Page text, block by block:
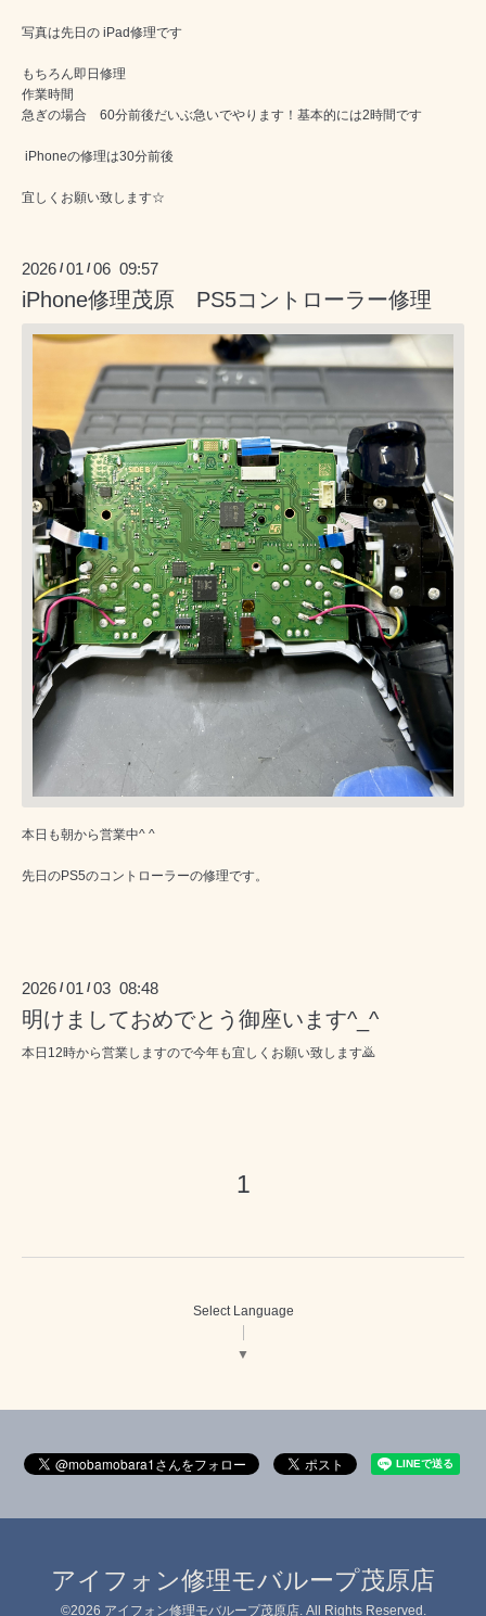
写真は先日の iPad修理です
もちろん即日修理
作業時間
急ぎの場合 60分前後だいぶ急いでやります！基本的には2時間です
iPhoneの修理は30分前後
宜しくお願い致します☆
2026 /01 /06 09:57
iPhone修理茂原 PS5コントローラー修理
本日も朝から営業中^ ^
先日のPS5のコントローラーの修理です。
2026 /01 /03 08:48
明けましておめでとう御座います^_^
本日12時から営業しますので今年も宜しくお願い致します🙇
1
Select Language
▼
アイフォン修理モバループ茂原店
©2026 アイフォン修理モバループ茂原店. All Rights Reserved.